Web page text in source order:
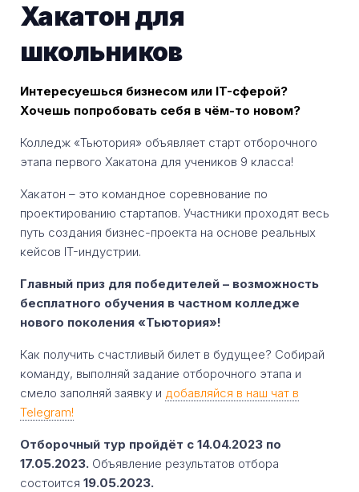
Хакатон для
школьников
Интересуешься бизнесом или IT-сферой?
Хочешь попробовать себя в чём-то новом?
Колледж «Тьютория» объявляет старт отборочного
этапа первого Хакатона для учеников 9 класса!
Хакатон – это командное соревнование по
проектированию стартапов. Участники проходят весь
путь создания бизнес-проекта на основе реальных
кейсов IT-индустрии.
Главный приз для победителей – возможность
бесплатного обучения в частном колледже
нового поколения «Тьютория»!
Как получить счастливый билет в будущее? Собирай
команду, выполняй задание отборочного этапа и
смело заполняй заявку и добавляйся в наш чат в
Telegram!
Отборочный тур пройдёт с 14.04.2023 по
17.05.2023. Объявление результатов отбора
состоится 19.05.2023.